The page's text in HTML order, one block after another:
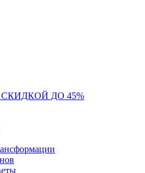
ДО 45%